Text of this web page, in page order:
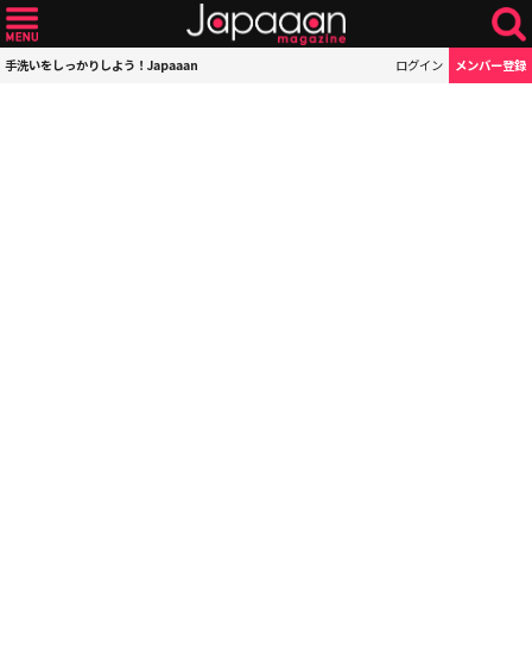
手洗いをしっかりしよう！Japaaan ログイン メンバー登録